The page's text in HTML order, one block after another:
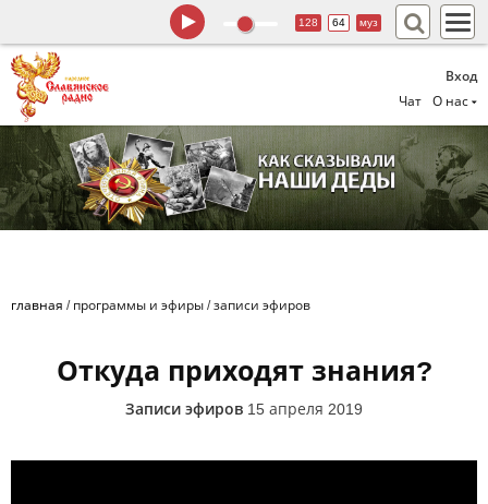
Вход
Чат
О нас
128 64 муз
главная / программы и эфиры /записи эфиров
Откуда приходят знания?
Записи эфиров 15 апреля 2019